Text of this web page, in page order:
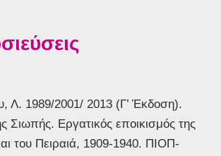
Λ. 1989/2001/ 2013 (Γ’ Έκδοση).
Σιωπής. Εργατικός εποικισμός της
του Πειραιά, 1909-1940. ΠΙΟΠ-